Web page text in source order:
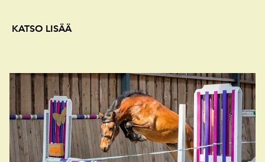
KATSO LISÄÄ